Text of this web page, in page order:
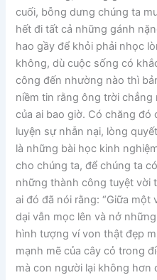
cuối, bỗng dưng chúng ta
hết đi tất cả những gánh
hao gầy để khỏi phải nhọc
không, dù cuộc sống có
công đến nhường nào thì
niềm tin rằng ông trời
của ai bao giờ. Có chăng
luyện sự nhẫn nại, lòng
là những bài học kinh
cho chúng ta, để chúng ta
những thành công tuyệt vời
ai đó đã nói rằng: “Giữa
dại vẫn mọc lên và nở
hình tượng ví von thật đẹp
mạnh mẽ của cây cỏ trong
mà con người lại không hơn